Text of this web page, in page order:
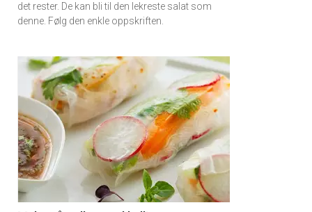
det rester. De kan bli til den lekreste salat som
denne. Følg den enkle oppskriften.